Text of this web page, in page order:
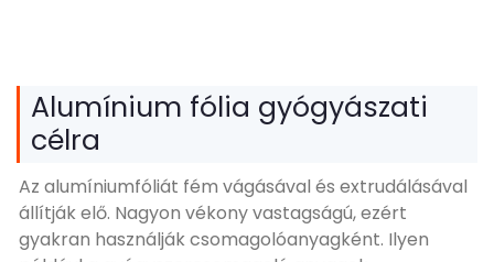
Alumínium fólia gyógyászati ​​
célra
Az alumíniumfóliát fém vágásával és extrudálásával
állítják elő. Nagyon vékony vastagságú, ezért
gyakran használják csomagolóanyagként. Ilyen